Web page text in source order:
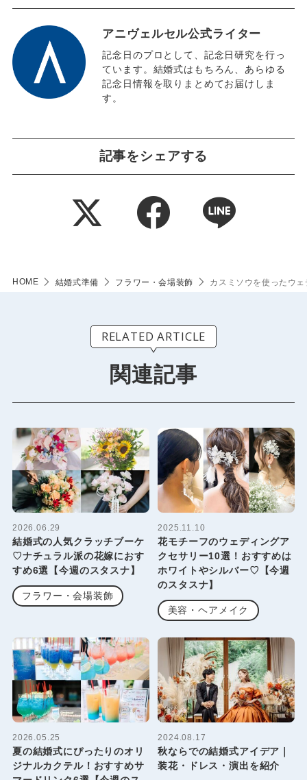
アニヴェルセル公式ライター
記念日のプロとして、記念日研究を行っ
ています。結婚式はもちろん、あらゆる
記念日情報を取りまとめてお届けしま
す。
記事をシェアする
HOME 結婚式準備 フラワー・会場装飾 カスミソウを使ったウ
RELATED ARTICLE
関連記事
2026.06.29
結婚式の人気クラッチブーケ
♡ナチュラル派の花嫁におす
すめ6選【今週のスタスナ】
フラワー・会場装飾
2025.11.10
花モチーフのウェディングア
クセサリー10選！おすすめは
ホワイトやシルバー♡【今週
のスタスナ】
美容・ヘアメイク
2026.05.25
夏の結婚式にぴったりのオリ
ジナルカクテル！おすすめサ
2024.08.17
秋ならでの結婚式アイデア｜
装花・ドレス・演出を紹介